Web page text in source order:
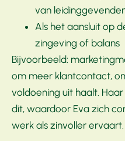
van
Als het aansluit op
zingeving of balans
Bijvoorbeeld:
om meer klantcontact,
voldoening uit haalt.
dit, waardoor Eva zich
werk als zinvoller ervaart.